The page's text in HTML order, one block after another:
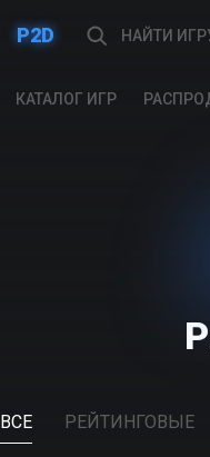
P2D
КАТАЛОГ ИГР
ВСЕ РЕЙТИНГОВЫЕ